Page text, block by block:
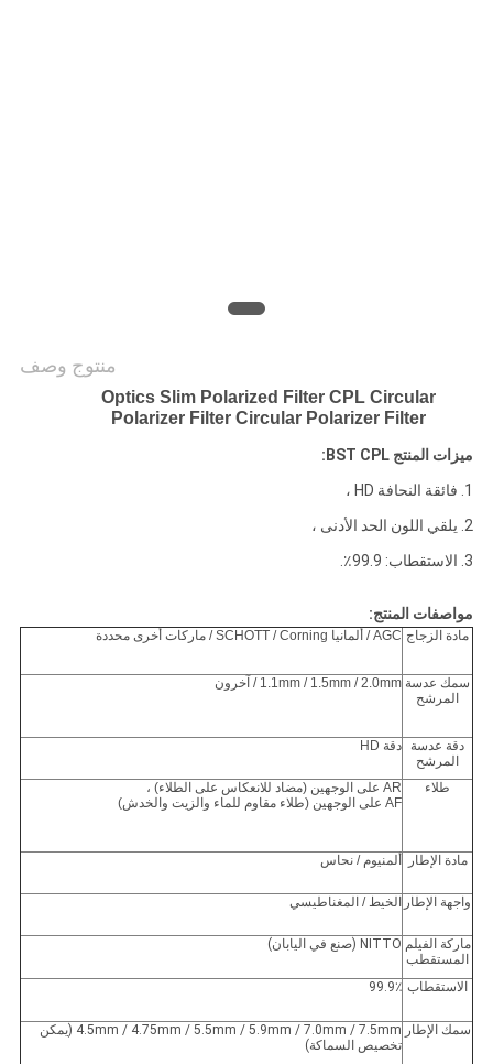
منتوج وصف
Optics Slim Polarized Filter CPL Circular
Polarizer Filter Circular Polarizer Filter
ميزات المنتج BST CPL:
1. فائقة النحافة HD ،
2. يلقي اللون الحد الأدنى ،
3. الاستقطاب: 99.9٪.
مواصفات المنتج:
مادة الزجاج AGC / ألمانيا SCHOTT / Corning / ماركات أخرى محددة
سمك عدسة
المرشح
1.1mm / 1.5mm / 2.0mm / آخرون
دقة عدسة
المرشح
دقة HD
طلاء
AR على الوجهين (مضاد للانعكاس على الطلاء) ،
AF على الوجهين (طلاء مقاوم للماء والزيت والخدش)
مادة الإطار ألمنيوم / نحاس
واجهة الإطار الخيط / المغناطيسي
ماركة الفيلم
المستقطب
NITTO (صنع في اليابان)
الاستقطاب 99.9٪
سمك الإطار
4.5mm / 4.75mm / 5.5mm / 5.9mm / 7.0mm / 7.5mm (يمكن
تخصيص السماكة)